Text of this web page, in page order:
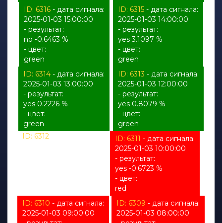
ID: 6316- дата сигнала:
2025-01-03 15:00:00
- результат:
no -0.6463 %
- цвет:
green
ID: 6315 - дата сигнала:
2025-01-03 14:00:00
- результат:
yes 3.1097 %
- цвет:
green
ID: 6314 - дата сигнала:
2025-01-03 13:00:00
- результат:
yes 0.2226 %
- цвет:
green
ID: 6313 - дата сигнала:
2025-01-03 12:00:00
- результат:
yes 0.8079 %
- цвет:
green
ID: 6312- дата сигнала:
ID: 6311 - дата сигнала:
2025-01-03 10:00:00
- результат:
yes -0.6723 %
- цвет:
red
ID: 6310 - дата сигнала:
2025-01-03 09:00:00
ID: 6309 - дата сигнала:
2025-01-03 08:00:00